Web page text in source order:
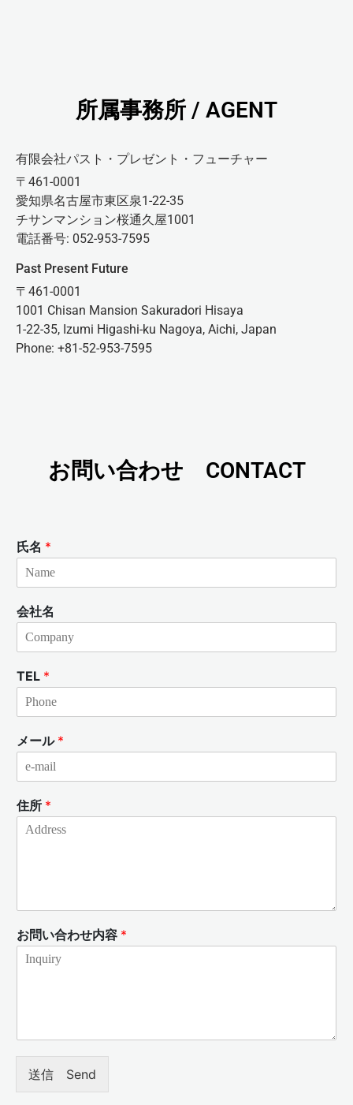
所属事務所 / AGENT
有限会社パスト・プレゼント・フューチャー
〒461-0001
愛知県名古屋市東区泉1-22-35
チサンマンション桜通久屋1001
電話番号: 052-953-7595
Past Present Future
〒461-0001
1001 Chisan Mansion Sakuradori Hisaya
1-22-35, Izumi Higashi-ku Nagoya, Aichi, Japan
Phone: +81-52-953-7595
お問い合わせ CONTACT
氏名 *
会社名
TEL *
メール *
住所 *
お問い合わせ内容 *
送信 Send